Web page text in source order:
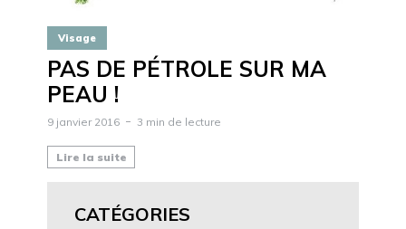
Visage
PAS DE PÉTROLE SUR MA
PEAU !
9 janvier 2016 3 min de lecture
Lire la suite
CATÉGORIES